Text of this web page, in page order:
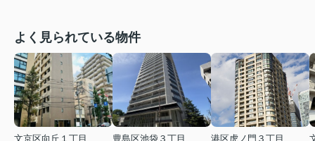
よく見られている物件
文京区向丘１丁目
豊島区池袋３丁目
港区虎ノ門３丁目